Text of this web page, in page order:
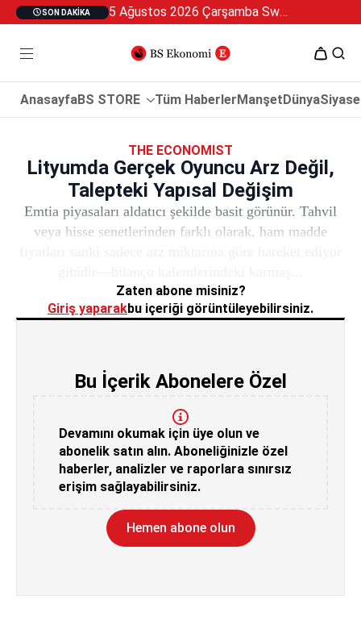
SON DAKIKA 5 Ağustos 2026 Çarşamba Swan Özel 2
AnasayfaBS STORE Tüm HaberlerManşetDünya
THE ECONOMIST
Lityumda Gerçek Oyuncu Arz Değil,
Talepteki Yapısal Değişim
Emtia piyasaları aldatıcı şekilde basit görünür. Tahvil
veya hisse senetlerinden farklı olarak, ham madde
Zaten abone misiniz?
Giriş yaparakbu içeriği görüntüleyebilirsiniz.
Bu İçerik Abonelere Özel
Devamını okumak için üye olun ve
abonelik satın alın. Aboneliğinizle özel
haberler, analizler ve raporlara sınırsız
erişim sağlayabilirsiniz.
Hemen abone olun